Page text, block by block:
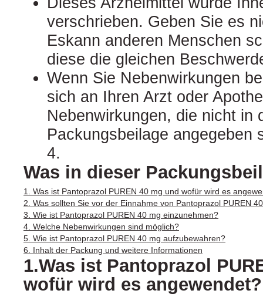
verschrieben. Geben Sie es
Eskann anderen Menschen
diese die gleichen
Wenn Sie Nebenwirkungen
sich an Ihren Arzt oder
Nebenwirkungen, die nicht in
Packungsbeilage angegeben
4.
Was in dieser
1. Was ist Pantoprazol PUREN 40 mg und wofür wird es
2. Was sollten Sie vor der Einnahme von Pantoprazol PUREN
3. Wie ist Pantoprazol PUREN 40 mg einzunehmen?
4. Welche Nebenwirkungen sind möglich?
5. Wie ist Pantoprazol PUREN 40 mg aufzubewahren?
6. Inhalt der Packung und weitere Informationen
1.Was ist Pantoprazol
wofür wird es angewendet?